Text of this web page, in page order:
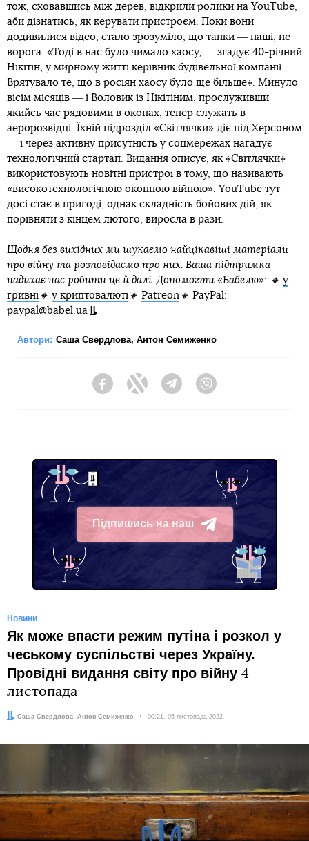
тож, сховавшись між дерев, відкрили ролики на YouTube,
аби дізнатись, як керувати пристроєм. Поки вони
додивилися відео, стало зрозуміло, що танки ― наші, не
ворога. «Тоді в нас було чимало хаосу, ― згадує 40-річний
Нікітін, у мирному житті керівник будівельної компанії. ―
Врятувало те, що в росіян хаосу було ще більше». Минуло
вісім місяців ― і Воловик із Нікітіним, прослуживши
якийсь час рядовими в окопах, тепер служать в
аеророзвідці. Їхній підрозділ «Світлячки» діє під Херсоном
― і через активну присутність у соцмережах нагадує
технологічний стартап. Видання описує, як «Світлячки»
використовують новітні пристрої в тому, що називають
«високотехнологічною окопною війною»: YouTube тут
досі стає в пригоді, однак складність бойових дій, як
порівняти з кінцем лютого, виросла в рази.
Щодня без вихідних ми шукаємо найцікавіші матеріали
про війну та розповідаємо про них. Ваша підтримка
надихає нас робити це й далі. Допомогти «Бабелю»: 🔸 у
гривні 🔸 у криптовалюті 🔸 Patreon 🔸 PayPal:
paypal@babel.ua
Автори: Саша Свердлова, Антон Семиженко
FacebookTwitter Telegram
Підпишись на наш
Telegram
Новини
Як може впасти режим путіна і розкол у
чеському суспільстві через Україну.
Провідні видання світу про війну 4
листопада
Автори:
Саша Свердлова Антон Семиженко Дата:
00:21, 05 листопада 2022